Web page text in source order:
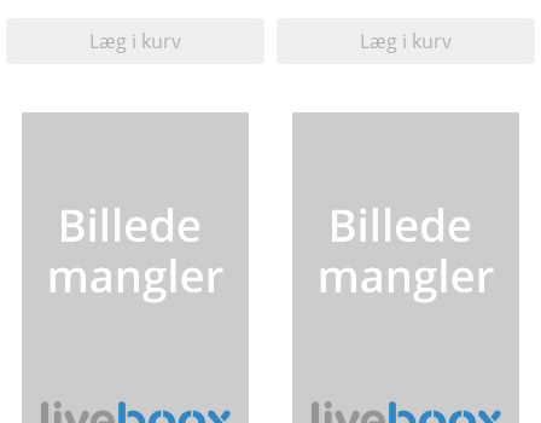
Læg i kurv Læg i kurv